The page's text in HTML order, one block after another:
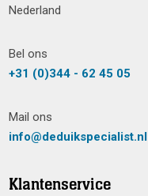
Nederland
Bel ons
+31 (0)344 - 62 45 05
Mail ons
info@deduikspecialist.nl
Klantenservice